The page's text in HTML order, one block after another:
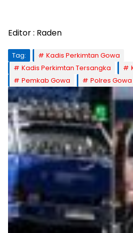
Editor : Raden
Tag:
Kadis Perkimtan Gowa
Kadis Perkimtan Tersangka
Pemkab Gowa
Polres Gowa